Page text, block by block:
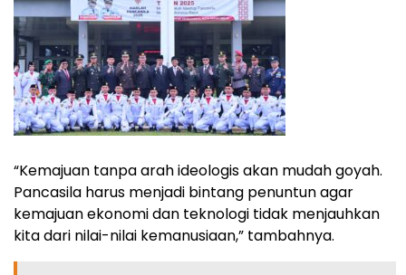
“Kemajuan tanpa arah ideologis akan mudah goyah.
Pancasila harus menjadi bintang penuntun agar
kemajuan ekonomi dan teknologi tidak menjauhkan
kita dari nilai-nilai kemanusiaan,” tambahnya.